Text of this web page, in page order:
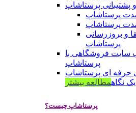
پشتیبانی پرستاشاپ
مدت پرستاشاپ
مدت پرستاشاپ
و بروزرسانی
پرستاشاپ
فروشگاهی با
پرستاشاپ
حرفه ای پرستاشاپ
نگاهمطالعه بیشتر
پرستاشاپ چیست؟